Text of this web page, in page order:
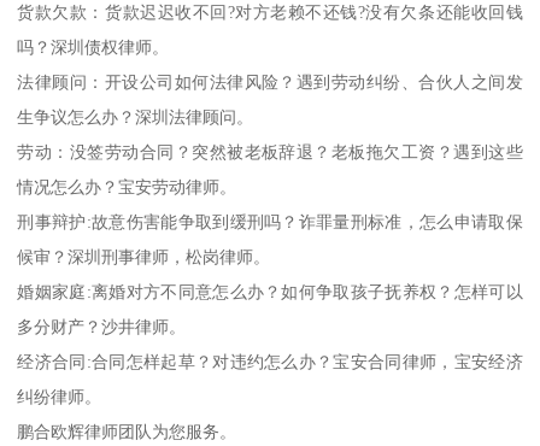
货款欠款：货款迟迟收不回?对方老赖不还钱?没有欠条还能收回钱
吗？深圳债权律师。
法律顾问：开设公司如何法律风险？遇到劳动纠纷、合伙人之间发
生争议怎么办？深圳法律顾问。
劳动：没签劳动合同？突然被老板辞退？老板拖欠工资？遇到这些
情况怎么办？宝安劳动律师。
刑事辩护:故意伤害能争取到缓刑吗？诈罪量刑标准，怎么申请取保
候审？深圳刑事律师，松岗律师。
婚姻家庭:离婚对方不同意怎么办？如何争取孩子抚养权？怎样可以
多分财产？沙井律师。
经济合同:合同怎样起草？对违约怎么办？宝安合同律师，宝安经济
纠纷律师。
鹏合欧辉律师团队为您服务。